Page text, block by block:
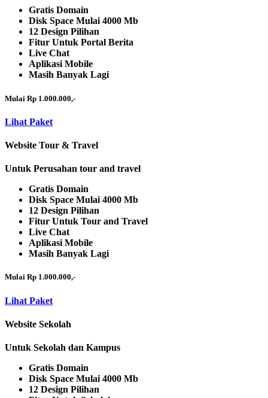
Gratis Domain
Disk Space Mulai 4000 Mb
12 Design Pilihan
Fitur Untuk Portal Berita
Live Chat
Aplikasi Mobile
Masih Banyak Lagi
Mulai Rp 1.000.000,-
Lihat Paket
Website Tour & Travel
Untuk Perusahan tour and travel
Gratis Domain
Disk Space Mulai 4000 Mb
12 Design Pilihan
Fitur Untuk Tour and Travel
Live Chat
Aplikasi Mobile
Masih Banyak Lagi
Mulai Rp 1.000.000,-
Lihat Paket
Website Sekolah
Untuk Sekolah dan Kampus
Gratis Domain
Disk Space Mulai 4000 Mb
12 Design Pilihan